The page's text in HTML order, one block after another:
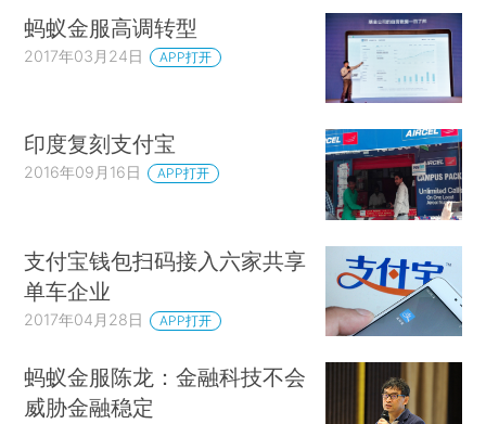
蚂蚁金服高调转型
2017年03月24日 APP打开
印度复刻支付宝
2016年09月16日 APP打开
支付宝钱包扫码接入六家共享
单车企业
2017年04月28日 APP打开
蚂蚁金服陈龙：金融科技不会
威胁金融稳定